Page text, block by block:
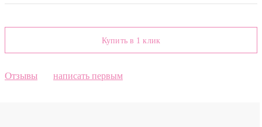
Купить в 1 клик
Отзывы написать первым